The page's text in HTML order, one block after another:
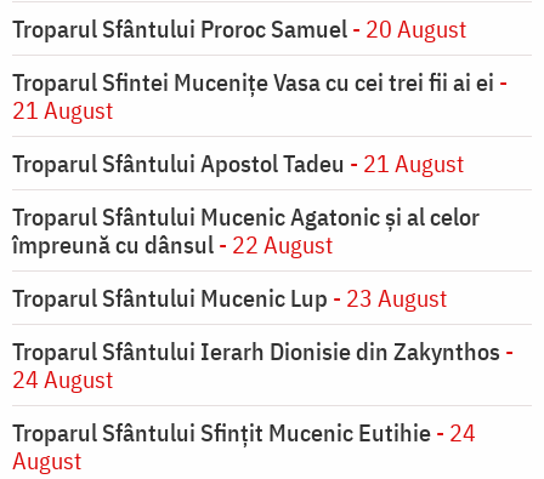
Troparul Sfântului Proroc Samuel- 20 August
Troparul Sfintei Muceniţe Vasa cu cei trei fii ai ei -
21 August
Troparul Sfântului Apostol Tadeu - 21 August
Troparul Sfântului Mucenic Agatonic şi al celor
împreună cu dânsul- 22 August
Troparul Sfântului Mucenic Lup - 23 August
Troparul Sfântului Ierarh Dionisie din Zakynthos -
24 August
Troparul Sfântului Sfinţit Mucenic Eutihie- 24
August